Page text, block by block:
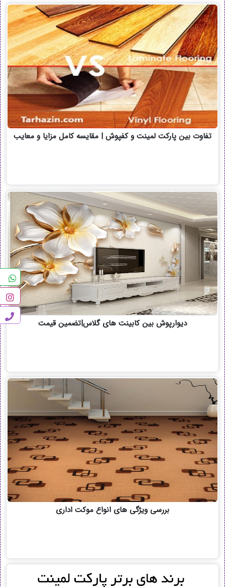
تفاوت بین پارکت لمینت و کفپوش | مقایسه کامل مزایا و معایب
دیوارپوش بین کابینت های گلاس|تضمین قیمت
بررسی ویژگی های انواع موکت اداری